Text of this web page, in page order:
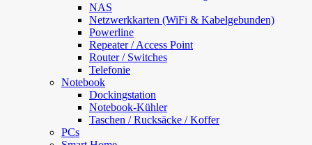
NAS
Netzwerkkarten (WiFi & Kabelgebunden)
Powerline
Repeater / Access Point
Router / Switches
Telefonie
Notebook
Dockingstation
Notebook-Kühler
Taschen / Rucksäcke / Koffer
PCs